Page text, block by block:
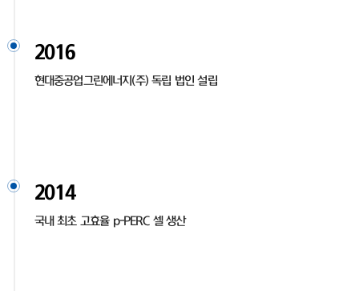
2016
현대중공업그린에너지(주) 독립 법인 설립
2014
국내 최초 고효율 p-PERC 셀 생산